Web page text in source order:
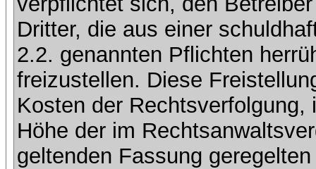
Dritter, die aus einer
2.2. genannten Pflichten
freizustellen. Diese
Kosten der
Höhe der im
geltenden Fassung